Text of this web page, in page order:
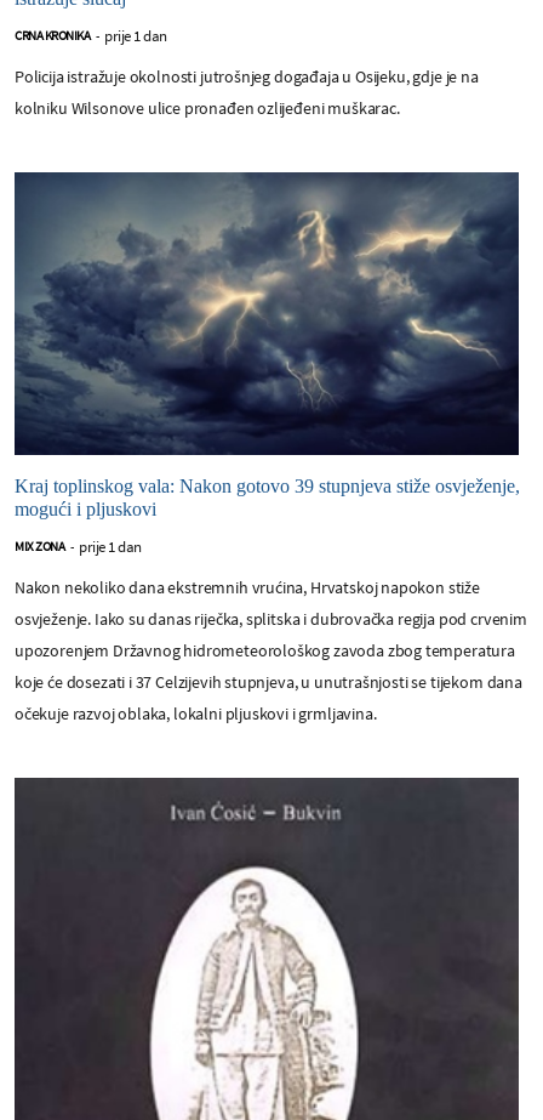
CRNA KRONIKA - prije 1 dan
Policija istražuje okolnosti jutrošnjeg događaja u Osijeku, gdje je na
kolniku Wilsonove ulice pronađen ozlijeđeni muškarac.
Kraj toplinskog vala: Nakon gotovo 39 stupnjeva stiže osvježenje,
mogući i pljuskovi
MIX ZONA - prije 1 dan
Nakon nekoliko dana ekstremnih vrućina, Hrvatskoj napokon stiže
osvježenje. Iako su danas riječka, splitska i dubrovačka regija pod crvenim
upozorenjem Državnog hidrometeorološkog zavoda zbog temperatura
koje će dosezati i 37 Celzijevih stupnjeva, u unutrašnjosti se tijekom dana
očekuje razvoj oblaka, lokalni pljuskovi i grmljavina.